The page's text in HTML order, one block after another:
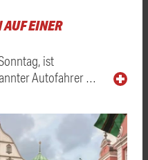
EINER
ist
Autofahrer …